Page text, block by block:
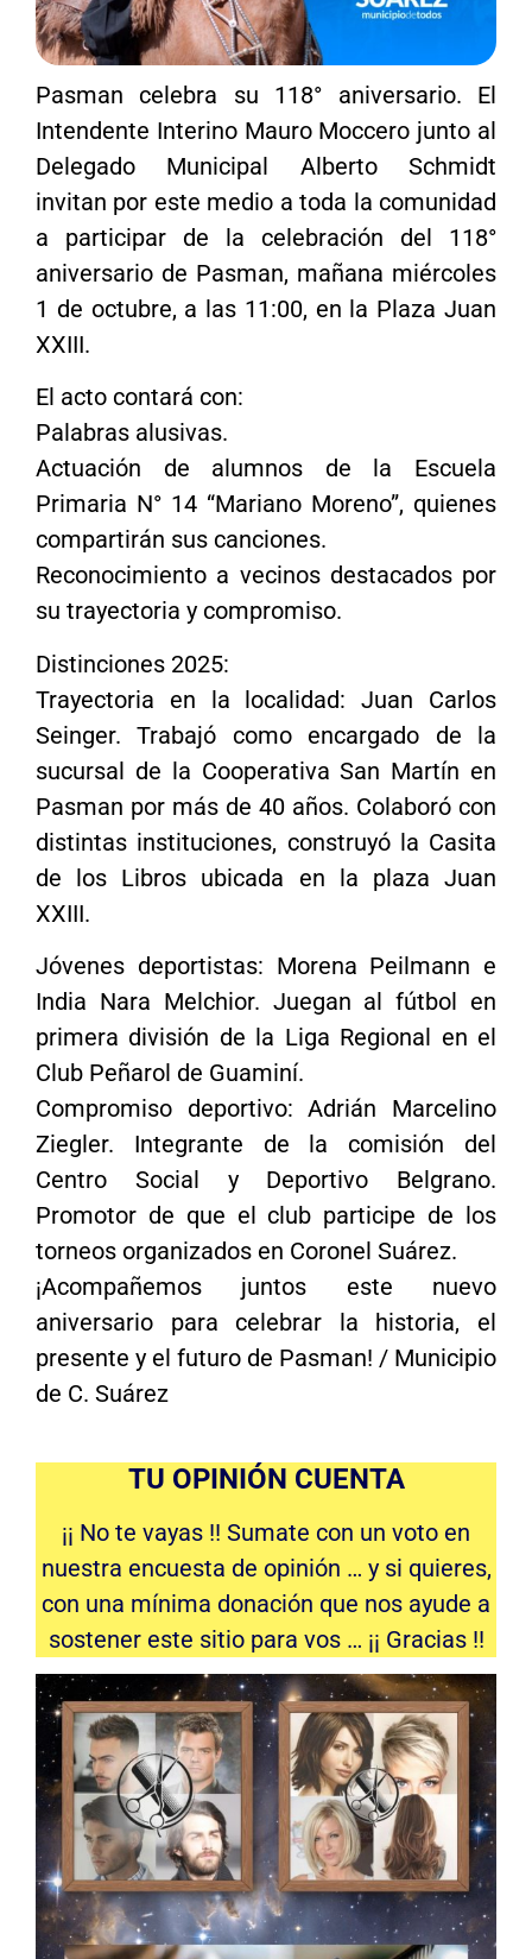
Pasman celebra su 118° aniversario. El
Intendente Interino Mauro Moccero junto al
Delegado Municipal Alberto Schmidt
invitan por este medio a toda la comunidad
a participar de la celebración del 118°
aniversario de Pasman, mañana miércoles
1 de octubre, a las 11:00, en la Plaza Juan
XXIII.
El acto contará con:
Palabras alusivas.
Actuación de alumnos de la Escuela
Primaria N° 14 “Mariano Moreno”, quienes
compartirán sus canciones.
Reconocimiento a vecinos destacados por
su trayectoria y compromiso.
Distinciones 2025:
Trayectoria en la localidad: Juan Carlos
Seinger. Trabajó como encargado de la
sucursal de la Cooperativa San Martín en
Pasman por más de 40 años. Colaboró con
distintas instituciones, construyó la Casita
de los Libros ubicada en la plaza Juan
XXIII.
Jóvenes deportistas: Morena Peilmann e
India Nara Melchior. Juegan al fútbol en
primera división de la Liga Regional en el
Club Peñarol de Guaminí.
Compromiso deportivo: Adrián Marcelino
Ziegler. Integrante de la comisión del
Centro Social y Deportivo Belgrano.
Promotor de que el club participe de los
torneos organizados en Coronel Suárez.
¡Acompañemos juntos este nuevo
aniversario para celebrar la historia, el
presente y el futuro de Pasman! / Municipio
de C. Suárez
TU OPINIÓN CUENTA
¡¡ No te vayas !! Sumate con un voto en
nuestra encuesta de opinión … y si quieres,
con una mínima donación que nos ayude a
sostener este sitio para vos … ¡¡ Gracias !!